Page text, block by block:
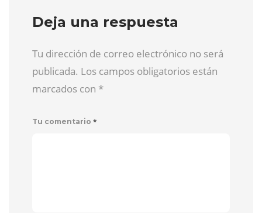
Deja una respuesta
Tu dirección de correo electrónico no será
publicada. Los campos obligatorios están
marcados con *
Tu comentario *